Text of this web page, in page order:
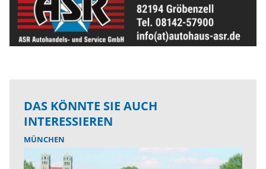
DAS KÖNNTE SIE AUCH
INTERESSIEREN
MÜNCHEN